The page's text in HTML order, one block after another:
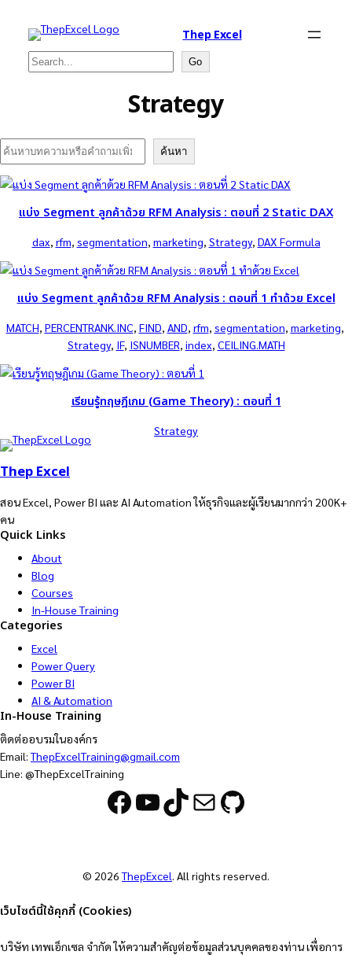
Thep Excel
Search Go
Strategy
Search ค้นหา
แบ่ง Segment ลูกค้าด้วย RFM Analysis : ตอนที่ 2 Static DAX
dax, rfm, segmentation, marketing, Strategy, DAX Formula
แบ่ง Segment ลูกค้าด้วย RFM Analysis : ตอนที่ 1 ทำด้วย Excel
MATCH, PERCENTRANK.INC, FIND, AND, rfm, segmentation, marketing
Strategy, IF, ISNUMBER, index, CEILING.MATH
เรียนรู้ทฤษฎีเกม (Game Theory) : ตอนที่ 1
Strategy
Thep Excel
สอน Excel, Power BI และ AI Automation ให้ธุรกิจและผู้เรียนมากกว่า 200K+
คน
Quick Links
About
Blog
Courses
In-House Training
Categories
Excel
Power Query
Power BI
AI & Automation
In-House Training
ติดต่ออบรมในองค์กร
Email:ThepExcelTraining@gmail.com
Line: @ThepExcelTraining
Facebook YouTube TikTok Mail GitHub
© 2026ThepExcel. All rights reserved.
เว็บไซต์นี้ใช้คุกกี้ (Cookies)
บริษัท เทพเอ็กเซล จำกัด ให้ความสำคัญต่อข้อมูลส่วนบุคคลของท่าน เพื่อการ